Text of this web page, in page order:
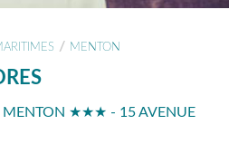
/ MENTON
MENTON ★★★ - 15 AVENUE